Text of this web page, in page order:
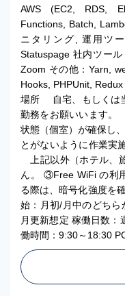
AWS (EC2, RDS,
Functions, Batch,
ニタリング, 運用ツー
Statuspage 社内ツー
Zoom その他：Yarn,
Hooks, PHPUnit,
場所 自宅、もしくは
勤務をお願いいます
状態（個室）が確保し
とがないように作業実
上記以外（ホテル、
ん。 ③Free WiFi の利
る際は、暗号化強度を
始：月初/月中のど
月更新想定 稼働日数：
働時間：9:30～18:30